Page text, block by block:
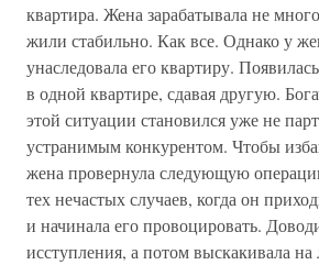
квартира. Жена зарабатывала не
жили стабильно. Как все. Однако у
унаследовала его квартиру.
в одной квартире, сдавая другую.
этой ситуации становился уже не
устранимым конкурентом. Чтобы
жена провернула следующую
тех нечастых случаев, когда он
и начинала его провоцировать.
исступления, а потом выскакивала